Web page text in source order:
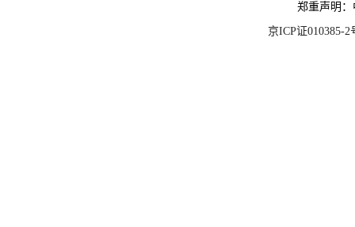
郑重声明
京ICP证010385-2